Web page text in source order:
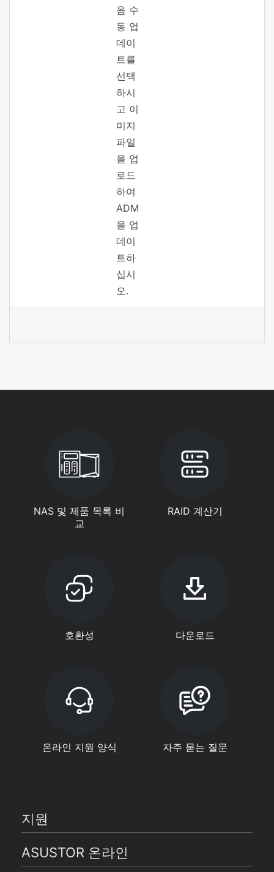
음 수
동 업
데이
트를
선택
하시
고 이
미지
파일
을 업
로드
하여
ADM
을 업
데이
트하
십시
오.
NAS 및 제품 목록 비
교
RAID 계산기
호환성 다운로드
온라인 지원 양식 자주 묻는 질문
지원
ASUSTOR 온라인